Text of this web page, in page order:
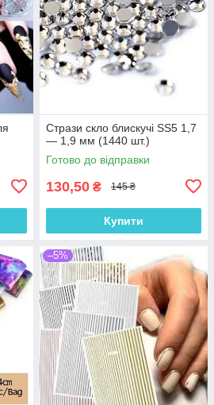
Стрази скло блискучі SS5 1,7
— 1,9 мм (1440 шт.)
Готово до відправки
130,50 ₴ 145 ₴
Купити
–5%